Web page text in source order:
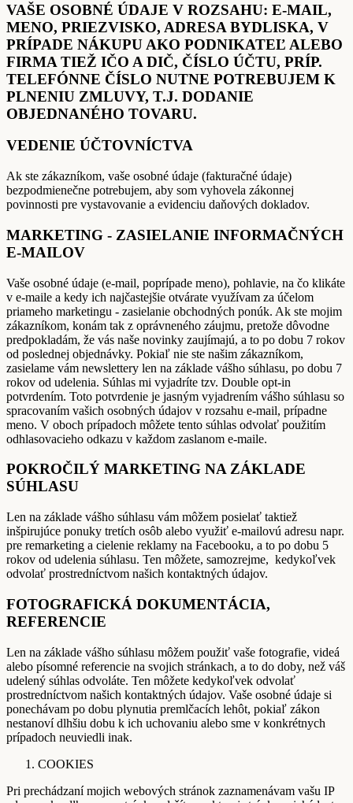
VAŠE OSOBNÉ ÚDAJE V ROZSAHU: E-MAIL,
MENO, PRIEZVISKO, ADRESA BYDLISKA, V
PRÍPADE NÁKUPU AKO PODNIKATEĽ ALEBO
FIRMA TIEŽ IČO A DIČ, ČÍSLO ÚČTU, PRÍP.
TELEFÓNNE ČÍSLO NUTNE POTREBUJEM K
PLNENIU ZMLUVY, T.J. DODANIE
OBJEDNANÉHO TOVARU.
VEDENIE ÚČTOVNÍCTVA
Ak ste zákazníkom, vaše osobné údaje (fakturačné údaje)
bezpodmienečne potrebujem, aby som vyhovela zákonnej
povinnosti pre vystavovanie a evidenciu daňových dokladov.
MARKETING - ZASIELANIE INFORMAČNÝCH
E-MAILOV
Vaše osobné údaje (e-mail, poprípade meno), pohlavie, na čo klikáte
v e-maile a kedy ich najčastejšie otvárate využívam za účelom
priameho marketingu - zasielanie obchodných ponúk. Ak ste mojim
zákazníkom, konám tak z oprávneného záujmu, pretože dôvodne
predpokladám, že vás naše novinky zaujímajú, a to po dobu 7 rokov
od poslednej objednávky. Pokiaľ nie ste našim zákazníkom,
zasielame vám newslettery len na základe vášho súhlasu, po dobu 7
rokov od udelenia. Súhlas mi vyjadríte tzv. Double opt-in
potvrdením. Toto potvrdenie je jasným vyjadrením vášho súhlasu so
spracovaním vašich osobných údajov v rozsahu e-mail, prípadne
meno. V oboch prípadoch môžete tento súhlas odvolať použitím
odhlasovacieho odkazu v každom zaslanom e-maile.
POKROČILÝ MARKETING NA ZÁKLADE
SÚHLASU
Len na základe vášho súhlasu vám môžem posielať taktiež
inšpirujúce ponuky tretích osôb alebo využiť e-mailovú adresu napr.
pre remarketing a cielenie reklamy na Facebooku, a to po dobu 5
rokov od udelenia súhlasu. Ten môžete, samozrejme, kedykoľvek
odvolať prostredníctvom našich kontaktných údajov.
FOTOGRAFICKÁ DOKUMENTÁCIA,
REFERENCIE
Len na základe vášho súhlasu môžem použiť vaše fotografie, videá
alebo písomné referencie na svojich stránkach, a to do doby, než váš
udelený súhlas odvoláte. Ten môžete kedykoľvek odvolať
prostredníctvom našich kontaktných údajov. Vaše osobné údaje si
ponechávam po dobu plynutia premlčacích lehôt, pokiaľ zákon
nestanoví dlhšiu dobu k ich uchovaniu alebo sme v konkrétnych
prípadoch neuviedli inak.
COOKIES
Pri prechádzaní mojich webových stránok zaznamenávam vašu IP